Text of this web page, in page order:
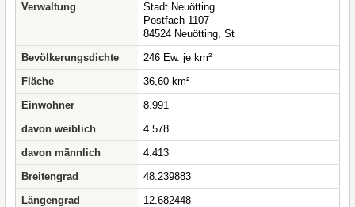
Verwaltung
Stadt Neuötting
Postfach 1107
84524 Neuötting, St
Bevölkerungsdichte
246 Ew. je km²
Fläche
36,60 km²
Einwohner
8.991
davon weiblich
4.578
davon männlich
4.413
Breitengrad
48.239883
Längengrad
12.682448